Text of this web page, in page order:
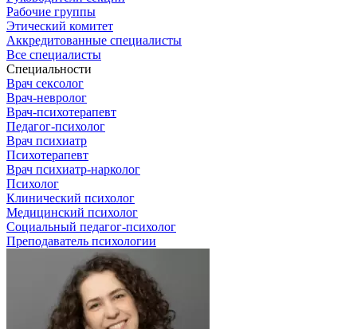
Рабочие группы
Этический комитет
Аккредитованные специалисты
Все специалисты
Специальности
Врач сексолог
Врач-невролог
Врач-психотерапевт
Педагог-психолог
Врач психиатр
Психотерапевт
Врач психиатр-нарколог
Психолог
Клинический психолог
Медицинский психолог
Социальный педагог-психолог
Преподаватель психологии